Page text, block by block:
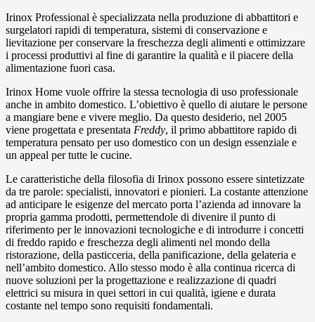
Irinox Professional è specializzata nella produzione di abbattitori e
surgelatori rapidi di temperatura, sistemi di conservazione e
lievitazione per conservare la freschezza degli alimenti e ottimizzare
i processi produttivi al fine di garantire la qualità e il piacere della
alimentazione fuori casa.
Irinox Home vuole offrire la stessa tecnologia di uso professionale
anche in ambito domestico. L’obiettivo è quello di aiutare le persone
a mangiare bene e vivere meglio. Da questo desiderio, nel 2005
viene progettata e presentata Freddy, il primo abbattitore rapido di
temperatura pensato per uso domestico con un design essenziale e
un appeal per tutte le cucine.
Le caratteristiche della filosofia di Irinox possono essere sintetizzate
da tre parole: specialisti, innovatori e pionieri. La costante attenzione
ad anticipare le esigenze del mercato porta l’azienda ad innovare la
propria gamma prodotti, permettendole di divenire il punto di
riferimento per le innovazioni tecnologiche e di introdurre i concetti
di freddo rapido e freschezza degli alimenti nel mondo della
ristorazione, della pasticceria, della panificazione, della gelateria e
nell’ambito domestico. Allo stesso modo è alla continua ricerca di
nuove soluzioni per la progettazione e realizzazione di quadri
elettrici su misura in quei settori in cui qualità, igiene e durata
costante nel tempo sono requisiti fondamentali.